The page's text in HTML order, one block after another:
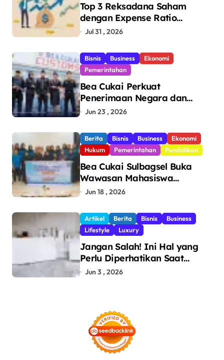
Top 3 Reksadana Saham
dengan Expense Ratio
Terendah
Jul 31 , 2026
Bisnis Business
Ekonomi
Pemerintahan
Bea Cukai Perkuat
Penerimaan Negara dan
Pengawasan, Setor Rp123,8
Jun 23 , 2026
Berita Bisnis Business
Ekonomi
Hukum
Pemerintahan Pendidikan
Bea Cukai Sulbagsel Buka
Wawasan Mahasiswa
Politeknik Bosowa tentang
dan Pencegahan Barang
Ilegal
Jun 18 , 2026
Artikel Berita Bisnis
Business
Lifestyle
Luxury
Jangan Salah! Ini Hal yang
Perlu Diperhatikan Saat
Pasang Big Slab
Jun 3 , 2026